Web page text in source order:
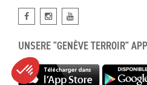
UNSERE "GENÈVE TERROIR"